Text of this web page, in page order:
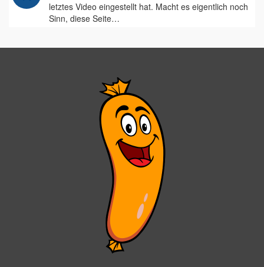
letztes Video eingestellt hat. Macht es eigentlich noch
Sinn, diese Seite…